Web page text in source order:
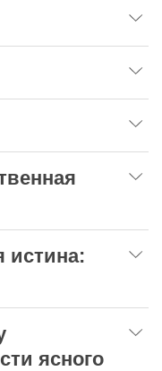
истина:
ясного